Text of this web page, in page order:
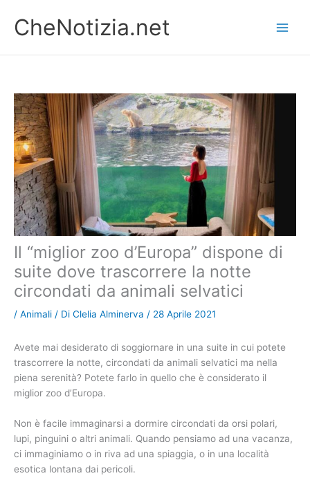
contenuto
CheNotizia.net
Il “miglior zoo d’Europa” dispone di
suite dove trascorrere la notte
circondati da animali selvatici
/ Animali / Di Clelia Alminerva / 28 Aprile 2021
Avete mai desiderato di soggiornare in una suite in cui potete
trascorrere la notte, circondati da animali selvatici ma nella
piena serenità? Potete farlo in quello che è considerato il
miglior zoo d’Europa.
Non è facile immaginarsi a dormire circondati da orsi polari,
lupi, pinguini o altri animali. Quando pensiamo ad una vacanza,
ci immaginiamo o in riva ad una spiaggia, o in una località
esotica lontana dai pericoli.